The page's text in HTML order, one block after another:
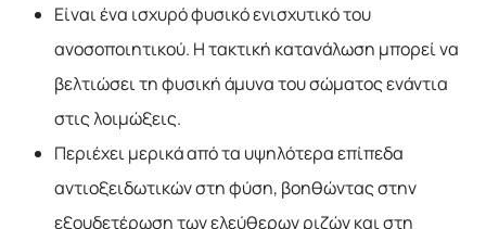
Είναι ένα ισχυρό φυσικό ενισχυτικό του
ανοσοποιητικού. Η τακτική κατανάλωση μπορεί να
βελτιώσει τη φυσική άμυνα του σώματος ενάντια
στις λοιμώξεις.
Περιέχει μερικά από τα υψηλότερα επίπεδα
αντιοξειδωτικών στη φύση, βοηθώντας στην
εξουδετέρωση των ελεύθερων ριζών και στη